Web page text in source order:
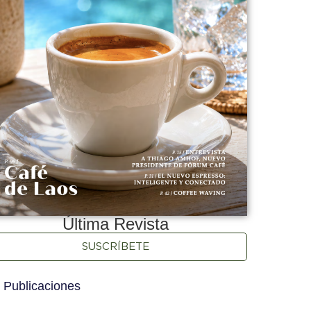
Última Revista
SUSCRÍBETE
Publicaciones